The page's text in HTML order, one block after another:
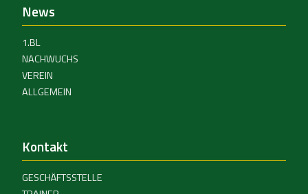
News
1.BL
NACHWUCHS
VEREIN
ALLGEMEIN
Kontakt
GESCHÄFTSSTELLE